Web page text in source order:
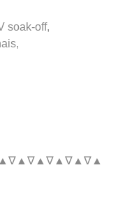
soak-off,